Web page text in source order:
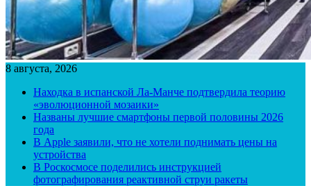
8 августа, 2026
Находка в испанской Ла-Манче подтвердила теорию
«эволюционной мозаики»
Названы лучшие смартфоны первой половины 2026
года
В Apple заявили, что не хотели поднимать цены на
устройства
В Роскосмосе поделились инструкцией
фотографирования реактивной струи ракеты